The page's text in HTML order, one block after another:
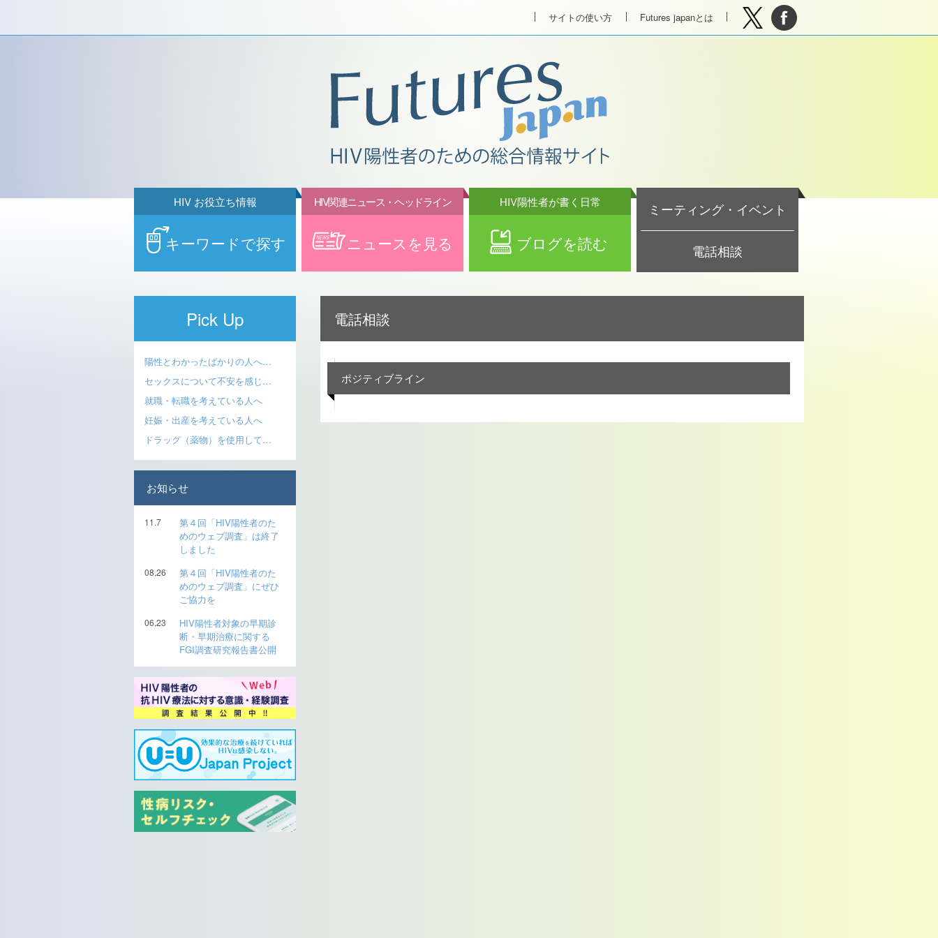
サイトの使い方 Futures japanとは
キーワードで探す
HIV お役立ち情報
ニュースを見る
HIV関連ニュース・ヘッドライン
ブログを読む
HIV陽性者が書く日常 ミーティング・イベント
電話相談
電話相談
ポジティブライン
Pick Up
陽性とわかったばかりの人へ…
セックスについて不安を感じ…
就職・転職を考えている人へ
妊娠・出産を考えている人へ
ドラッグ（薬物）を使用して…
お知らせ
11.7
第４回「HIV陽性者のた
めのウェブ調査」は終了
しました
08.26
第４回「HIV陽性者のた
めのウェブ調査」にぜひ
ご協力を
06.23
HIV陽性者対象の早期診
断・早期治療に関する
FGI調査研究報告書公開